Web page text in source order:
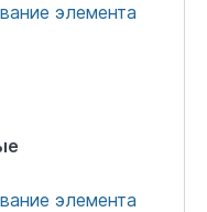
элемента
элемента